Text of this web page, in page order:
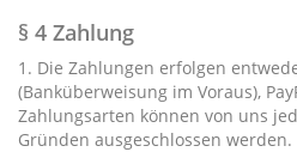
§ 4 Zahlung
1. Die Zahlungen erfolgen
(Banküberweisung im Voraus),
Zahlungsarten können von uns
Gründen ausgeschlossen werden.